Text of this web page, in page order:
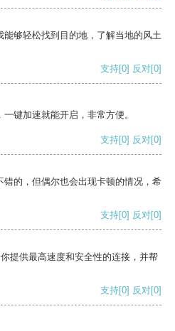
够轻松找到目的地，了解当地的风土
支持[0] 反对[0]
键加速就能开启，非常方便。
支持[0] 反对[0]
的，但偶尔也会出现卡顿的情况，希
支持[0] 反对[0]
提供最高速度和安全性的连接，并帮
支持[0] 反对[0]